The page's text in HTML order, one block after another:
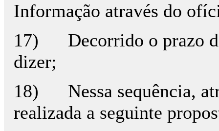
Informação através do
17) Decorrido o prazo de
dizer;
18) Nessa sequência,
realizada a seguinte